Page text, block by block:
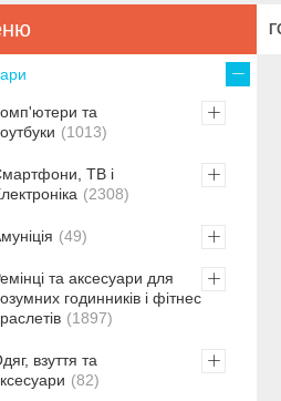
та
1013
ТВ і
2308
49
та аксесуари для
годинників і фітнес
1897
взуття та
82